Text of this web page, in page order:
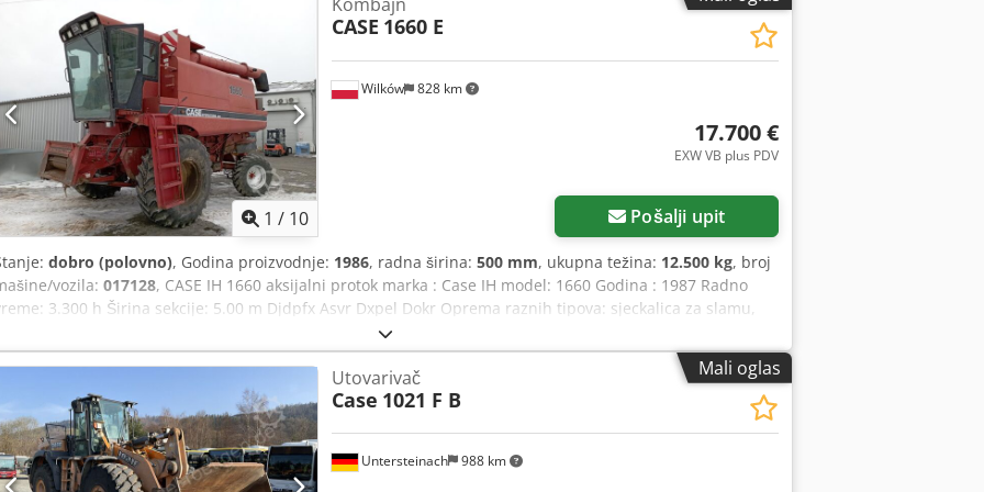
1 / 10
Wilków 828 km
Kombajn
CASE 1660 E
17.700 €
EXW VB plus PDV
Pošalji upit
dobro (polovno), Godina proizvodnje: 1986, radna širina: 500 mm, ukupna težina: 12.500 kg, broj
vozila: 017128, CASE IH 1660 aksijalni protok marka : Case IH model: 1660 Godina : 1987 Radno
3.300 h Širina sekcije: 5.00 m Djdpfx Asvr Dxpel Dokr Oprema raznih tipova: sjeckalica za slamu,
Mali oglas
Untersteinach 988 km
Utovarivač
Case 1021 F B